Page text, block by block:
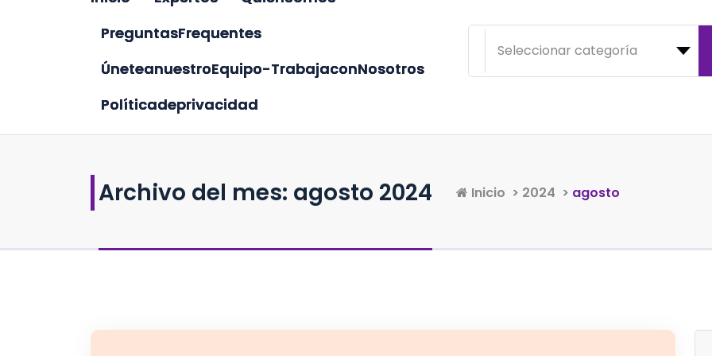
PreguntasFrequentes
ÚneteanuestroEquipo-TrabajaconNosotros
Políticadeprivacidad
Archivo del mes: agosto 2024 Inicio > 2024 > agosto